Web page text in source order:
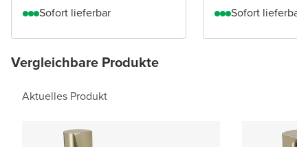
Sofort lieferbar Sofort lieferbar
Vergleichbare Produkte
Aktuelles Produkt